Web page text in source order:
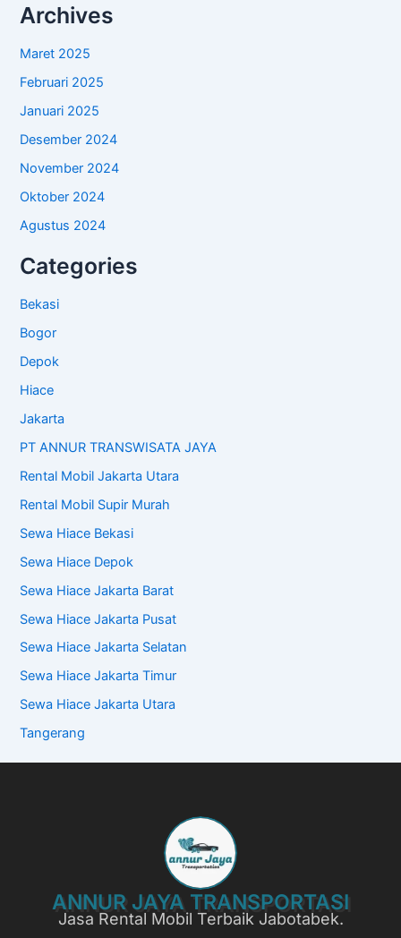
Archives
Maret 2025
Februari 2025
Januari 2025
Desember 2024
November 2024
Oktober 2024
Agustus 2024
Categories
Bekasi
Bogor
Depok
Hiace
Jakarta
PT ANNUR TRANSWISATA JAYA
Rental Mobil Jakarta Utara
Rental Mobil Supir Murah
Sewa Hiace Bekasi
Sewa Hiace Depok
Sewa Hiace Jakarta Barat
Sewa Hiace Jakarta Pusat
Sewa Hiace Jakarta Selatan
Sewa Hiace Jakarta Timur
Sewa Hiace Jakarta Utara
Tangerang
ANNUR JAYA TRANSPORTASI
Jasa Rental Mobil Terbaik Jabotabek.